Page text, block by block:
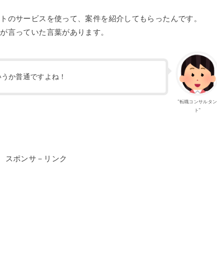
のサービスを使って、案件を紹介してもらったんです。
言っていた言葉があります。
”転職コンサルタン
ト”
か普通ですよね！
スポンサ－リンク